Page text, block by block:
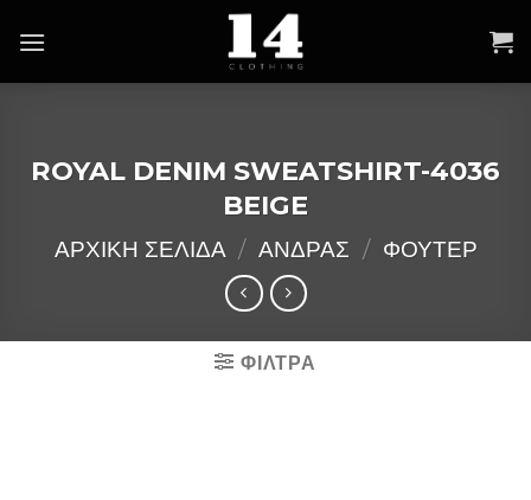
ROYAL DENIM SWEATSHIRT-4036
BEIGE
ΑΡΧΙΚΉ ΣΕΛΊΔΑ / ΑΝΔΡΑΣ / ΦΟΥΤΕΡ
ΦΙΛΤΡΑ